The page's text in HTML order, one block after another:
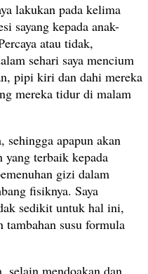
lakukan pada kelima
sayang kepada anak-
atau tidak,
sehari saya mencium
pipi kiri dan dahi mereka
mereka tidur di malam
sehingga apapun akan
yang terbaik kepada
gizi dalam
fisiknya. Saya
sedikit untuk hal ini,
tambahan susu formula
selain mendoakan dan